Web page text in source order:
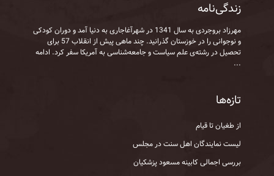
زندگی‌نامه
مهرزاد بروجردی به‌ سال 1341 در شهرآغاجاری به‌ دنیا آمد و دوران کودکی
و نوجوانی را در خوزستان گذرانید. چند ماهی پیش از انقلاب 57 برای
تحصیل در رشته‌ی علم سیاست و جامعه‌شناسی به آمریکا سفر کرد. ادامه
...
تازه‌ها
از طغیان تا قیام
لیست نمایندگان اهل سنت در مجلس
بررسی اجمالی کابینه مسعود پزشکیان